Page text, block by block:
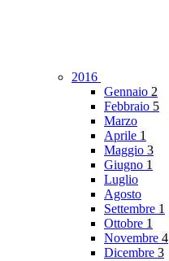
2016
Gennaio 2
Febbraio 5
Marzo
Aprile 1
Maggio 3
Giugno 1
Luglio
Agosto
Settembre 1
Ottobre 1
Novembre 4
Dicembre 3